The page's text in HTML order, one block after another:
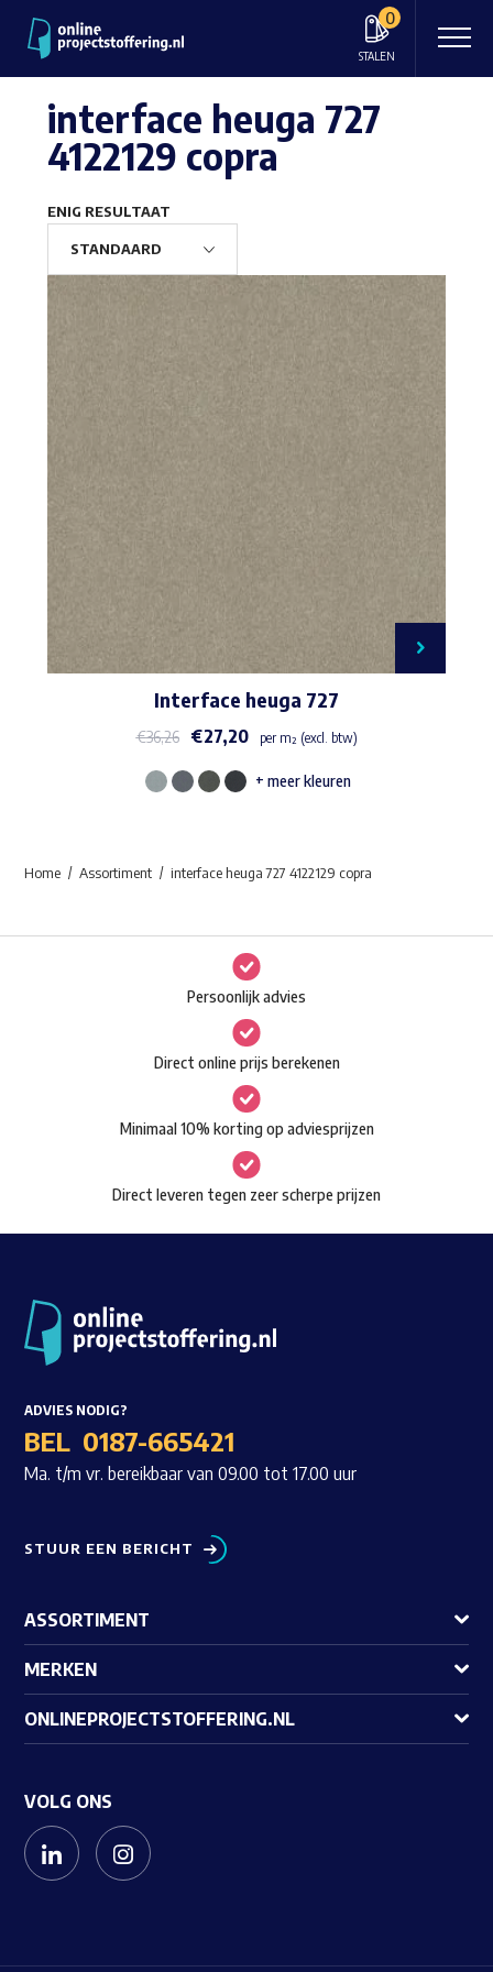
0
STALEN
Waar ben je naar op zoek?
interface heuga 727
4122129 copra
ENIG RESULTAAT
Interface heuga 727
€36,26 €27,20 per m² (excl. btw)
Dit
meerdere
Deze
optie
kan
gekozen
worden
op
de
productpagina
+ meer kleuren
Home Assortiment interface heuga 727 4122129 copra
Persoonlijk advies
Direct online prijs berekenen
Minimaal 10% korting op adviesprijzen
Direct leveren tegen zeer scherpe prijzen
ADVIES NODIG?
BEL 0187-665421
Ma. t/m vr. bereikbaar van 09.00 tot 17.00 uur
STUUR EEN BERICHT
ASSORTIMENT
MERKEN
ONLINEPROJECTSTOFFERING.NL
VOLG ONS